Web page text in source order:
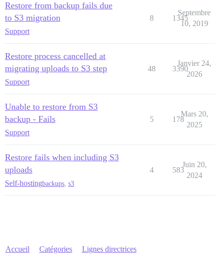
Restore from backup fails due
to S3 migration
Support
8 1345
Septembre
10, 2019
Restore process cancelled at
migrating uploads to S3 step
Support
48 3390
Janvier 24,
2026
Unable to restore from S3
backup - Fails
Support
5 178
Mars 20,
2025
Restore fails when including S3
uploads
Self-hostingbackups s3
4 583
Juin 20,
2024
Accueil Catégories Lignes directrices